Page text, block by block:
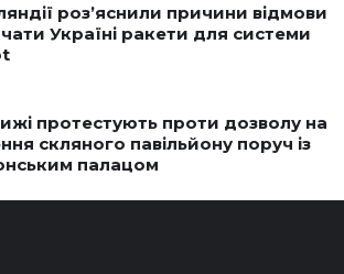
роз’яснили причини відмови
Україні ракети для системи
протестують проти дозволу на
скляного павільйону поруч із
палацом